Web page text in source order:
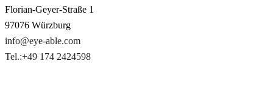
Florian-Geyer-Straße 1
97076 Würzburg
info@eye-able.com
Tel.:+49 174 2424598